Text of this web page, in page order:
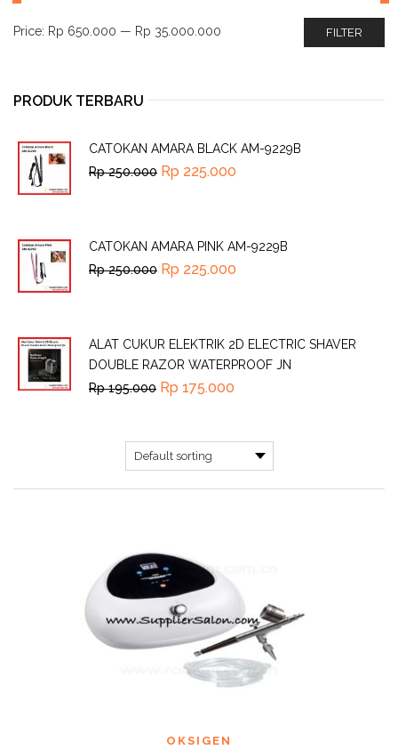
OKSIGEN
FILTER
Price: Rp 650.000 — Rp 35.000.000
PRODUK TERBARU
CATOKAN AMARA BLACK AM-9229B
Rp250.000 Rp 225.000
CATOKAN AMARA PINK AM-9229B
Rp250.000 Rp 225.000
ALAT CUKUR ELEKTRIK 2D ELECTRIC SHAVER
DOUBLE RAZOR WATERPROOF JN
Rp195.000 Rp 175.000